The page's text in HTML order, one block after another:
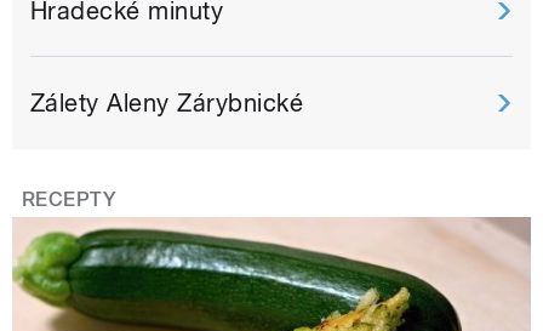
Hradecké minuty
Zálety Aleny Zárybnické
RECEPTY